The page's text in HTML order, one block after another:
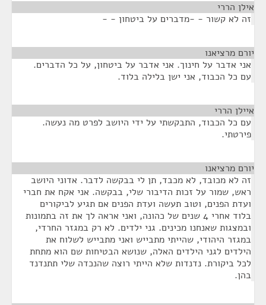
אילן הררי
זה לא קשור - -מדברים על ביטחון - -
יורם מרציאנו
אני אדבר על חינוך. אני אדבר על ביטחון, על כל הדברים.
עם כל הכבוד, אני ישן בלילה בלוד.
איילן הררי
עם כל הכבוד, התבקשתי על ידי היושב לפרט מה נעשה.
פירטתי.
יורם מרציאנו
זה לא מכובד, לא מכבד, תן לי בבקשה לדבר. אדוני היושב
ראש, שמור על זכות הדיבור שלי, בבקשה. אני אקח את חברי
ועדת הפנים, וטוב תעשה ועדת הפנים אם תגיע לביקורים
בלוד אחרי 4 שנים של כהונה, ואני אראה לך את זה בתמונות
ובמצגות שאנחנו מכינים. גני ילדים. לא רק במגזר החרדי,
במגזר היהודי, שהייתי מתבייש ואני מתבייש לשלוח את
הילדים לגני הילדים האלה, שנושא הבטיחות שם הוא מתחת
לכל ביקורת. נדנדות שלא הייתי רוצה שהנכדה שלי תתנדנד
בהן.